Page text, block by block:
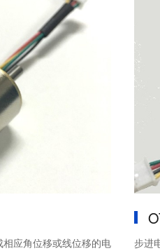
应角位移或线位移的电
步进